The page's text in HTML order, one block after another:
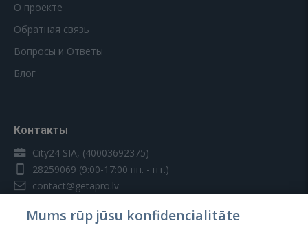
О проекте
Обратная связь
Вопросы и Ответы
Блог
Контакты
City24 SIA, (40003692375)
28259069 (9:00-17:00 пн. - пт.)
contact@getapro.lv
Mums rūp jūsu konfidencialitāte